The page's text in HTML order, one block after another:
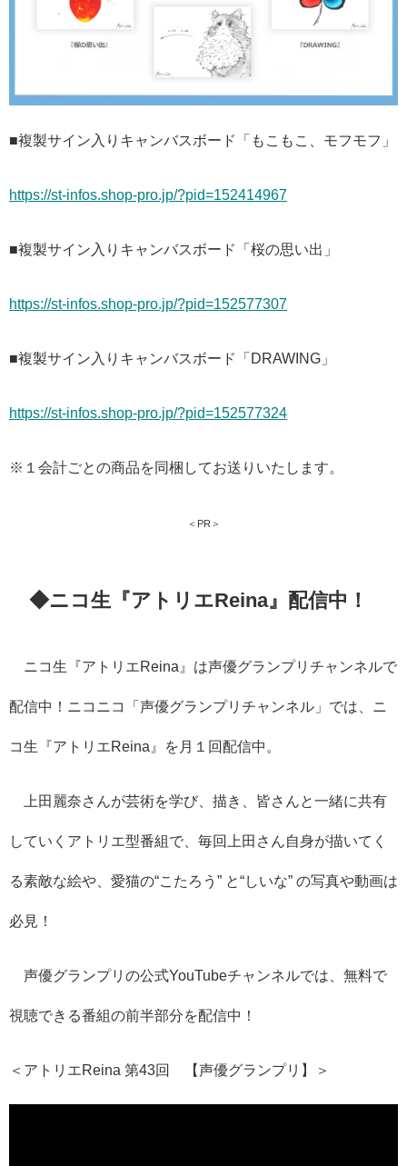
■複製サイン入りキャンバスボード「もこもこ、モフモフ」
https://st-infos.shop-pro.jp/?pid=152414967
■複製サイン入りキャンバスボード「桜の思い出」
https://st-infos.shop-pro.jp/?pid=152577307
■複製サイン入りキャンバスボード「DRAWING」
https://st-infos.shop-pro.jp/?pid=152577324
※１会計ごとの商品を同梱してお送りいたします。
＜PR＞
◆ニコ生『アトリエReina』配信中！
ニコ生『アトリエReina』は声優グランプリチャンネルで
配信中！ニコニコ「声優グランプリチャンネル」では、ニ
コ生『アトリエReina』を月１回配信中。
上田麗奈さんが芸術を学び、描き、皆さんと一緒に共有
していくアトリエ型番組で、毎回上田さん自身が描いてく
る素敵な絵や、愛猫の“こたろう” と“しいな” の写真や動画は
必見！
声優グランプリの公式YouTubeチャンネルでは、無料で
視聴できる番組の前半部分を配信中！
＜アトリエReina 第43回 【声優グランプリ】＞